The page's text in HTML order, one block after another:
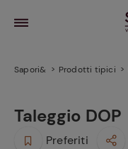
Sapori& Prodotti tipici
Taleggio DOP
Preferiti